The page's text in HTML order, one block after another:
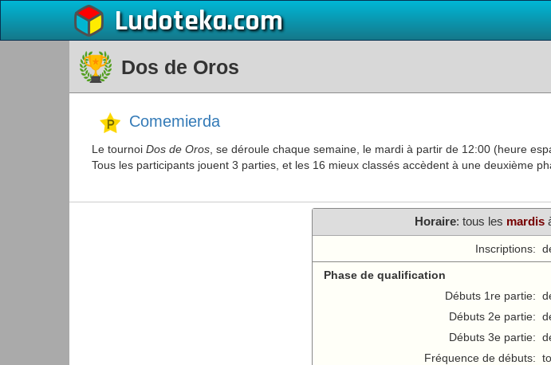
Ludoteka
Dos de Oros
Comemierda
Le tournoi Dos de Oros , se déroule chaque semaine, le mardi à partir de 12:00 (heure
Tous les participants jouent 3 parties, et les 16 mieux classés accèdent à une deuxième
Horaire: tous les mardis
Inscriptions:
Phase de qualification
Débuts 1re partie:
Débuts 2e partie:
Débuts 3e partie:
Fréquence de débuts: